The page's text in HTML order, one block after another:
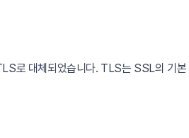
로 대체되었습니다. TLS는 SSL의 기본